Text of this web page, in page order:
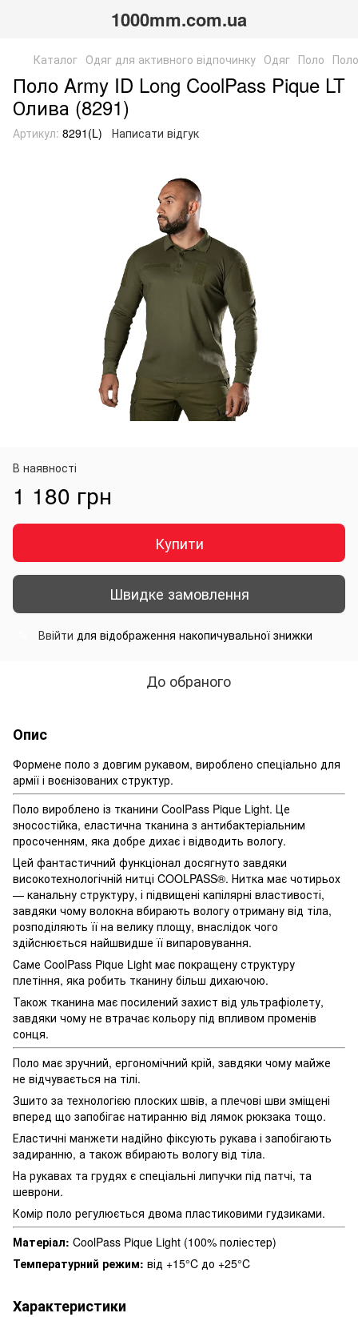
1000mm.com.ua
Каталог Одяг для активного відпочинку Одяг Поло
Поло Army ID Long CoolPass Pique LT
Олива (8291)
Артикул: 8291(L) Написати відгук
В наявності
1 180 грн
Купити
Швидке замовлення
Ввійти для відображення накопичувальної знижки
До обраного
Опис
Формене поло з довгим рукавом, вироблено спеціально для
армії і воєнізованих структур.
Поло вироблено із тканини CoolPass Pique Light. Це
зносостійка, еластична тканина з антибактеріальним
просоченням, яка добре дихає і відводить вологу.
Цей фантастичний функціонал досягнуто завдяки
високотехнологічній нитці COOLPASS®. Нитка має чотирьох
— канальну структуру, і підвищені капілярні властивості,
завдяки чому волокна вбирають вологу отриману від тіла,
розподіляють її на велику площу, внаслідок чого
здійснюється найшвидше її випаровування.
Саме CoolPass Pique Light має покращену структуру
плетіння, яка робить тканину більш дихаючою.
Також тканина має посилений захист від ультрафіолету,
завдяки чому не втрачає кольору під впливом променів
сонця.
Поло має зручний, ергономічний крій, завдяки чому майже
не відчувається на тілі.
Зшито за технологією плоских швів, а плечові шви зміщені
вперед що запобігає натиранню від лямок рюкзака тощо.
Еластичні манжети надійно фіксують рукава і запобігають
задиранню, а також вбирають вологу від тіла.
На рукавах та грудях є спеціальні липучки під патчі, та
шеврони.
Комір поло регулюється двома пластиковими гудзиками.
Матеріал: CoolPass Pique Light (100% поліестер)
Температурний режим: від +15°C до +25°C
Характеристики